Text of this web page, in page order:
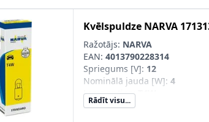
Daudzums:10
SVHC:7439-92-1; svins
Montāža/demontāža jāveic
personālam!:
Kvēlspuldzes cokola
Kvēlspuldze NARVA
Ražotājs: NARVA
EAN: 4013790228314
Spriegums [V]: 12
Nominālā jauda [W]: 4
Lampas tips:
Kvēlspuldzes cokola
Rādīt visu...